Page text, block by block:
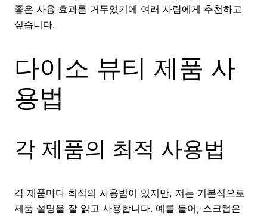
좋은 사용 효과를 거두었기에 여러 사람에게 추천하고
싶습니다.
다이소 뷰티 제품 사
용법
각 제품의 최적 사용법
각 제품마다 최적의 사용법이 있지만, 저는 기본적으로
제품 설명을 잘 읽고 사용합니다. 예를 들어, 스크럽은